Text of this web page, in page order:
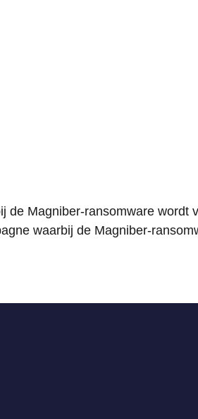
de Magniber-ransomware wordt
waarbij de Magniber-